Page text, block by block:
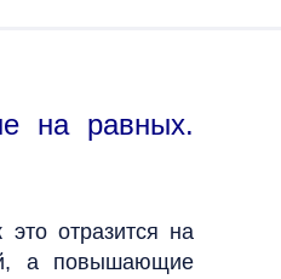
на равных.
отразится на
а повышающие